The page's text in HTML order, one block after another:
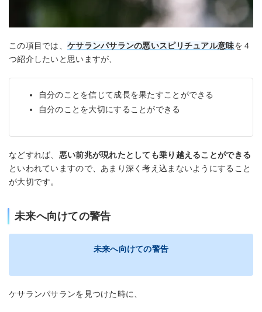
この項目では、 ケサランパサランの悪いスピリチュアル意味を４
つ紹介したいと思いますが、
自分のことを信じて成長を果たすことができる
自分のことを大切にすることができる
などすれば、 悪い前兆が現れたとしても乗り越えることができる
といわれていますので、あまり深く考え込まないようにすること
が大切です。
未来へ向けての警告
未来へ向けての警告
ケサランパサランを見つけた時に、